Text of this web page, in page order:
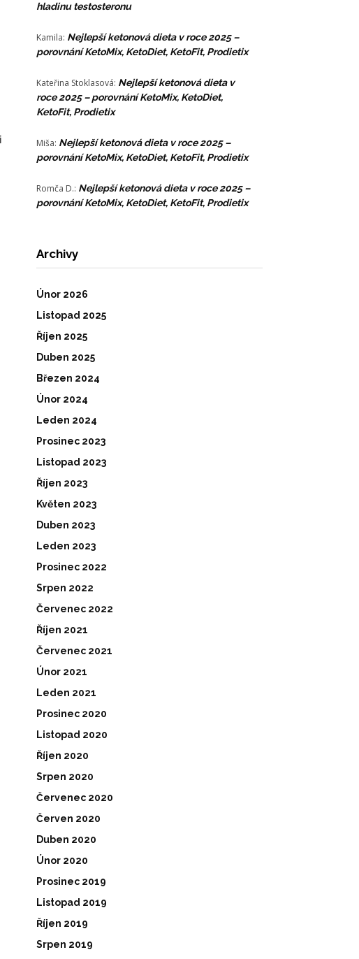
hladinu testosteronu
Kamila: Nejlepší ketonová dieta v roce 2025 –
porovnání KetoMix, KetoDiet, KetoFit, Prodietix
Kateřina Stoklasová: Nejlepší ketonová dieta v
roce 2025 – porovnání KetoMix, KetoDiet,
KetoFit, Prodietix
Miša: Nejlepší ketonová dieta v roce 2025 –
porovnání KetoMix, KetoDiet, KetoFit, Prodietix
Romča D.: Nejlepší ketonová dieta v roce 2025 –
porovnání KetoMix, KetoDiet, KetoFit, Prodietix
Archivy
Únor 2026
Listopad 2025
Říjen 2025
Duben 2025
Březen 2024
Únor 2024
Leden 2024
Prosinec 2023
Listopad 2023
Říjen 2023
Květen 2023
Duben 2023
Leden 2023
Prosinec 2022
Srpen 2022
Červenec 2022
Říjen 2021
Červenec 2021
Únor 2021
Leden 2021
Prosinec 2020
Listopad 2020
Říjen 2020
Srpen 2020
Červenec 2020
Červen 2020
Duben 2020
Únor 2020
Prosinec 2019
Listopad 2019
Říjen 2019
Srpen 2019